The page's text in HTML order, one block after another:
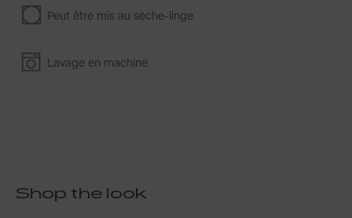
Peut être mis au sèche-linge
Lavage en machine
Shop the look